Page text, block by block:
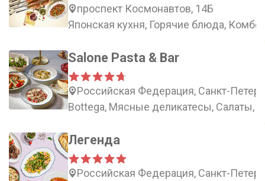
проспект Космонавтов, 14Б
Японская кухня, Горячие блюда, Комбо,
Salone Pasta & Bar
Российская Федерация, Санкт-
Bottega, Мясные деликатесы, Салаты,
Легенда
Российская Федерация, Санкт-